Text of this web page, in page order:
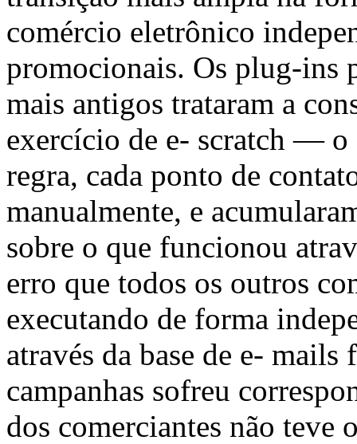
comércio eletrônico
promocionais. Os plug-ins
mais antigos trataram a
exercício de e- scratch — o
regra, cada ponto de
manualmente, e
sobre o que funcionou
erro que todos os outros
executando de forma
através da base de e-
campanhas sofreu
dos comerciantes não teve